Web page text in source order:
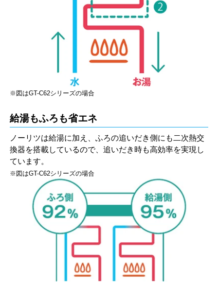
※図はGT-C62シリーズの場合
給湯もふろも省エネ
ノーリツは給湯に加え、ふろの追いだき側にも二次熱交
換器を搭載しているので、追いだき時も高効率を実現し
ています。
※図はGT-C62シリーズの場合